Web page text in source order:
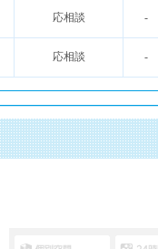
応相談 -
応相談 -